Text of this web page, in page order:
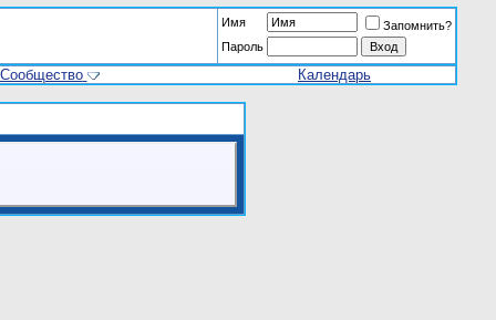
Имя
Запомнить?
Пароль
Сообщество Календарь